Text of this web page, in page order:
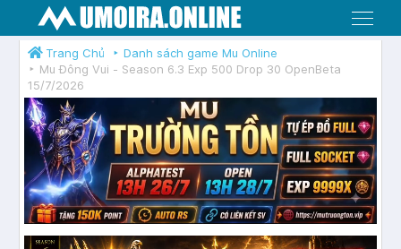
Menu
Trang Chủ
Danh sách game Mu Online
Mu Đông Vui - Season 6.3 Exp 500 Drop 30 OpenBeta
15/7/2026